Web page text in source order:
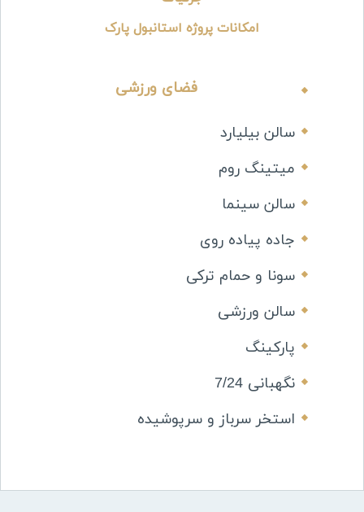
امکانات پروژه استانبول پارک
فضای ورزشی
سالن بیلیارد
میتینگ روم
سالن سینما
جاده پیاده روی
سونا و حمام ترکی
سالن ورزشی
پارکینگ
نگهبانی 7/24
استخر سرباز و سرپوشیده